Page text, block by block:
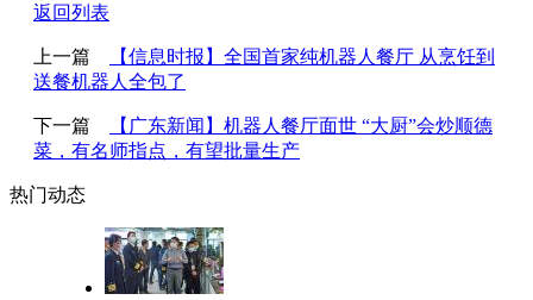
返回列表
上一篇
【信息时报】全国首家纯机器人餐厅 从烹饪到
送餐机器人全包了
下一篇
【广东新闻】机器人餐厅面世 “大厨”会炒顺德
菜，有名师指点，有望批量生产
热门动态